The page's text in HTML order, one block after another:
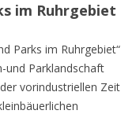
im Ruhrgebiet
Parks im Ruhrgebiet“
und Parklandschaft
vorindustriellen Zeit